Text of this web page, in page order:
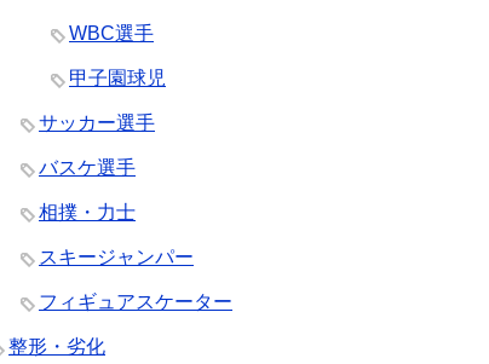
WBC選手
甲子園球児
サッカー選手
バスケ選手
相撲・力士
スキージャンパー
フィギュアスケーター
整形・劣化